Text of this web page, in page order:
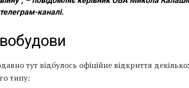
телеграм-каналі.
тут відбулось офіційне відкриття
типу: